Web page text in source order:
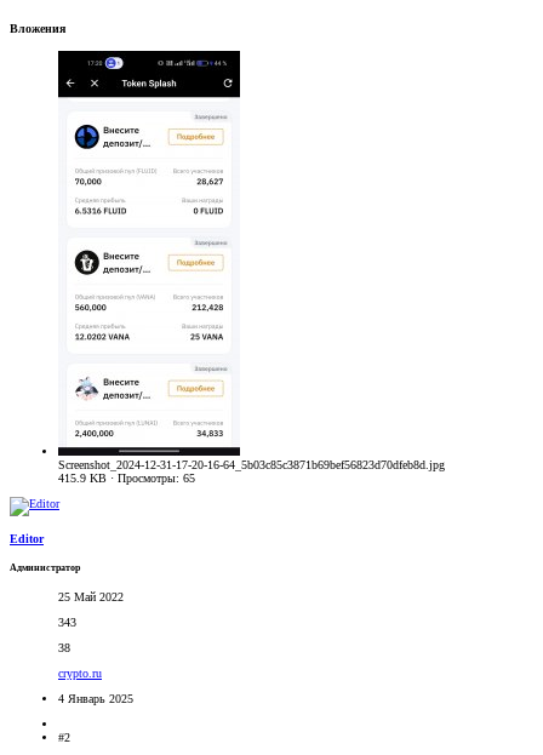
Вложения
Screenshot_2024-12-31-17-20-16-64_5b03c85c3871b69bef56823d70dfeb8d.jpg
415.9 KB · Просмотры: 65
Editor
Администратор
25 Май 2022
343
38
crypto.ru
4 Январь 2025
#2